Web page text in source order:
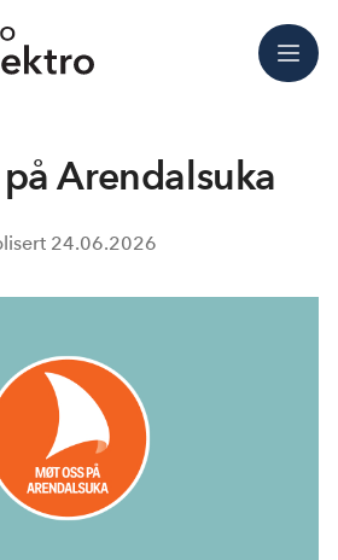
Meny
Arendalsuka
24.06.2026